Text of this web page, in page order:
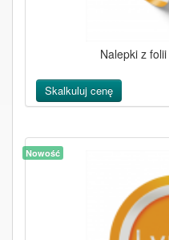
Nalepki z
Skalkuluj cenę
Nowość